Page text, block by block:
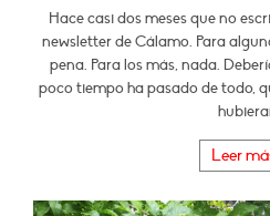
Hace casi dos meses que no
newsletter de Cálamo. Para
pena. Para los más, nada.
poco tiempo ha pasado de todo,
Leer